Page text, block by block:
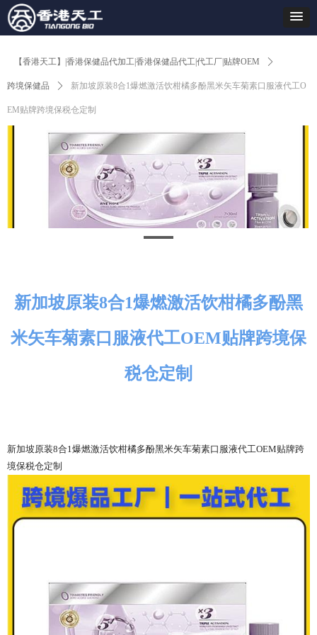
【香港天工】|香港保健品代加工|香港保健品代工|代工厂|贴牌OEM ꄲ
跨境保健品 ꄲ 新加坡原装8合1爆燃激活饮柑橘多酚黑米矢车菊素口服液代工O
EM贴牌跨境保税仓定制
新加坡原装8合1爆燃激活饮柑橘多酚黑米矢车菊素口服液代工OEM贴牌跨
境保税仓定制
新加坡原装8合1爆燃激活饮柑橘多酚黑
米矢车菊素口服液代工OEM贴牌跨境保
税仓定制